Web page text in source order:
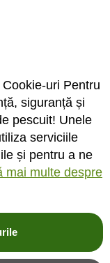
ta preferata. Te
uri Pentru
siguranță și
pescuit! Unele
serviciile
și pentru a ne
mai multe despre